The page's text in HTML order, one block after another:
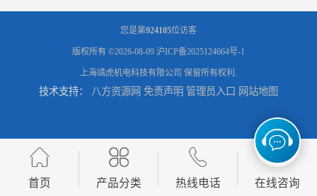
智能二氧化硫污染指数测定仪规格 美国罗迪SDI- 4-A自动SDI仪在线分析仪污染指数仪
您是第924105位访客
版权所有 ©2026-08-09 沪ICP备2025124664号-1
上海靖虎机电科技有限公司 保留所有权利.
技术支持： 八方资源网 免责声明 管理员入口 网站地图
首页 产品分类 热线电话 在线咨询